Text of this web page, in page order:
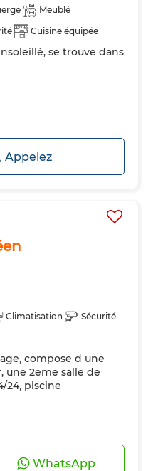
Meublé
Cuisine équipée
se trouve dans
Appelez
Climatisation
Sécurité
compose d une
une 2eme salle de
24, piscine
WhatsApp